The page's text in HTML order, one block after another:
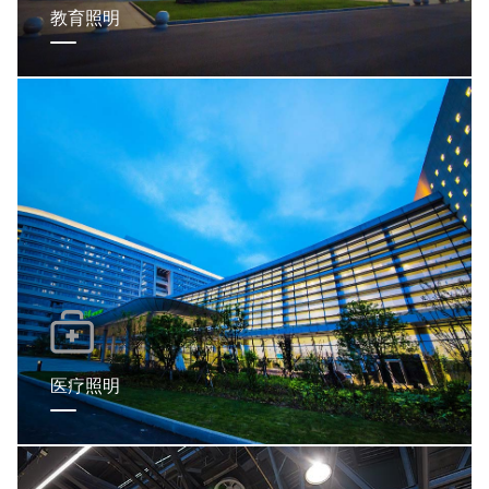
教育照明
医疗照明